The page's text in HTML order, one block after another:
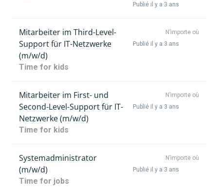
Publié il y a 3 ans
Mitarbeiter im Third-Level-
Support für IT-Netzwerke
(m/w/d)
Time for kids
N’importe où
Publié il y a 3 ans
Mitarbeiter im First- und
Second-Level-Support für IT-
Netzwerke (m/w/d)
Time for kids
N’importe où
Publié il y a 3 ans
Systemadministrator
(m/w/d)
Time for jobs
N’importe où
Publié il y a 3 ans